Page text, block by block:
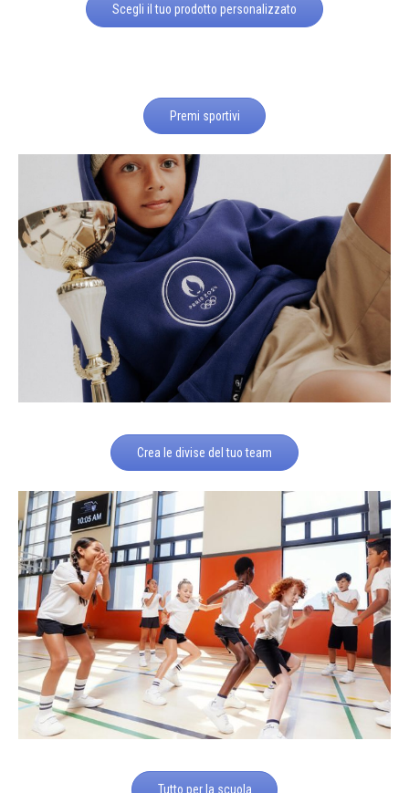
Scegli il tuo prodotto personalizzato
Premi sportivi
Crea le divise del tuo team
Tutto per la scuola